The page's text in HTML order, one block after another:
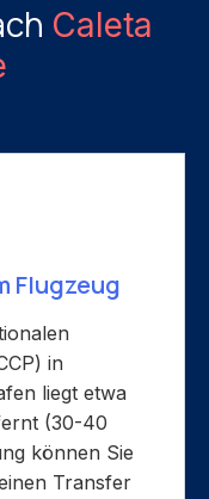
Caleta
Flugzeug
in
liegt etwa
(30-40
können Sie
Transfer